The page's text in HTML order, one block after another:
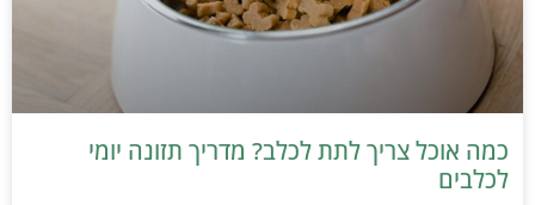
כמה אוכל צריך לתת לכלב? מדריך תזונה יומי
לכלבים